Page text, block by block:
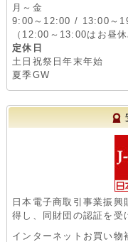
月～金
9:00～12:00 / 13:00～
（12:00～13:00はお昼休
定休日
土日祝祭日年末年始
夏季GW
日本電子商取引事業振
得し、同財団の認証を受
インターネットお買い